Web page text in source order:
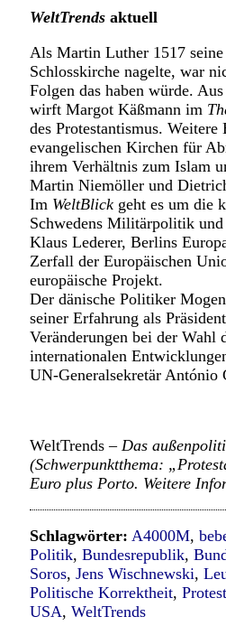
WeltTrends aktuell
Als Martin Luther 1517
Schlosskirche nagelte, war
Folgen das haben würde.
wirft Margot Käßmann im
des Protestantismus.
evangelischen Kirchen für
ihrem Verhältnis zum Islam
Martin Niemöller und
Im WeltBlick geht es um die
Schwedens Militärpolitik
Klaus Lederer, Berlins
Zerfall der Europäischen
europäische Projekt.
Der dänische Politiker
seiner Erfahrung als
Veränderungen bei der Wahl
internationalen
UN-Generalsekretär António
WeltTrends – Das
(Schwerpunktthema:
Euro plus Porto. Weitere
Schlagwörter: A4000M,
Politik, Bundesrepublik,
Soros, Jens Wischnewski,
Politische Korrektheit,
USA, WeltTrends